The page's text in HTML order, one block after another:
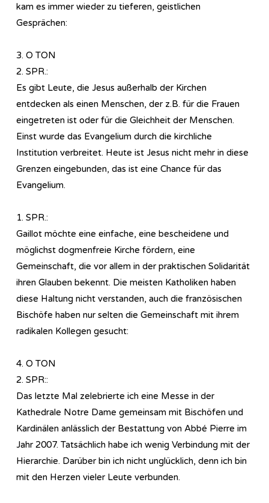
kam es immer wieder zu tieferen, geistlichen
Gesprächen:
3. O TON
2. SPR.:
Es gibt Leute, die Jesus außerhalb der Kirchen
entdecken als einen Menschen, der z.B. für die Frauen
eingetreten ist oder für die Gleichheit der Menschen.
Einst wurde das Evangelium durch die kirchliche
Institution verbreitet. Heute ist Jesus nicht mehr in diese
Grenzen eingebunden, das ist eine Chance für das
Evangelium.
1. SPR.:
Gaillot möchte eine einfache, eine bescheidene und
möglichst dogmenfreie Kirche fördern, eine
Gemeinschaft, die vor allem in der praktischen Solidarität
ihren Glauben bekennt. Die meisten Katholiken haben
diese Haltung nicht verstanden, auch die französischen
Bischöfe haben nur selten die Gemeinschaft mit ihrem
radikalen Kollegen gesucht:
4. O TON
2. SPR::
Das letzte Mal zelebrierte ich eine Messe in der
Kathedrale Notre Dame gemeinsam mit Bischöfen und
Kardinälen anlässlich der Bestattung von Abbé Pierre im
Jahr 2007. Tatsächlich habe ich wenig Verbindung mit der
Hierarchie. Darüber bin ich nicht unglücklich, denn ich bin
mit den Herzen vieler Leute verbunden.